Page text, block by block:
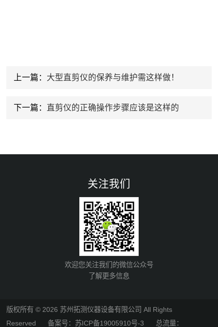
上一篇： 大型直剪仪的保养与维护需这样做！
下一篇： 直剪仪的正确操作步骤应该是这样的
关注我们
欢迎您关注我们的微信公众号
了解更多信息
版权所有 © 2026 苏州拓测仪器设备有限公司 All Rights
Reserved备案号：苏ICP备19005910号-3 总流量：